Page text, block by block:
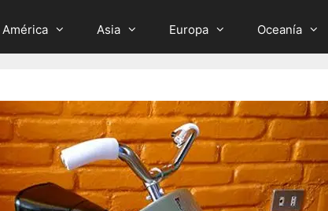
América Asia Europa Oceanía